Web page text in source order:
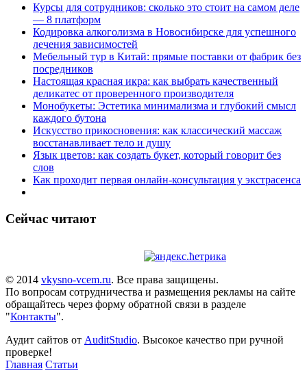
Курсы для сотрудников: сколько это стоит на самом деле
— 8 платформ
Кодировка алкоголизма в Новосибирске для успешного
лечения зависимостей
Мебельный тур в Китай: прямые поставки от фабрик без
посредников
Настоящая красная икра: как выбрать качественный
деликатес от проверенного производителя
Монобукеты: Эстетика минимализма и глубокий смысл
каждого бутона
Искусство прикосновения: как классический массаж
восстанавливает тело и душу
Язык цветов: как создать букет, который говорит без
слов
Как проходит первая онлайн-консультация у экстрасенса
Сейчас читают
© 2014 vkysno-vcem.ru. Все права защищены.
По вопросам сотрудничества и размещения рекламы на сайте
обращайтесь через форму обратной связи в разделе
"Контакты".
Аудит сайтов от AuditStudio. Высокое качество при ручной
проверке!
Главная Статьи